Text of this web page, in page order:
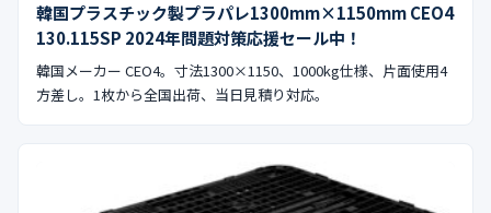
韓国プラスチック製プラパレ1300mm×1150mm CEO4
130.115SP 2024年問題対策応援セール中！
韓国メーカー CEO4。寸法1300×1150、1000kg仕様、片面使用4
方差し。1枚から全国出荷、当日見積り対応。